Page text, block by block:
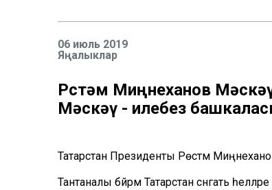
06 июль 2019
Яңалыклар
Рөстәм Миңнеханов
Мәскәү - илебез
Татарстан Президенты Рөстәм Миңнеханов
Тантаналы бәйрәм Татарстан сәнгать